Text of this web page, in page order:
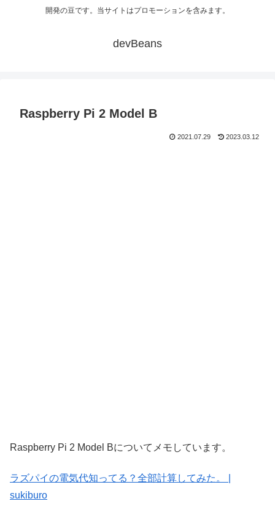
開発の豆です。当サイトはプロモーションを含みます。
devBeans
Raspberry Pi 2 Model B
2021.07.29 2023.03.12
Raspberry Pi 2 Model Bについてメモしています。
ラズパイの電気代知ってる？全部計算してみた。 |
sukiburo